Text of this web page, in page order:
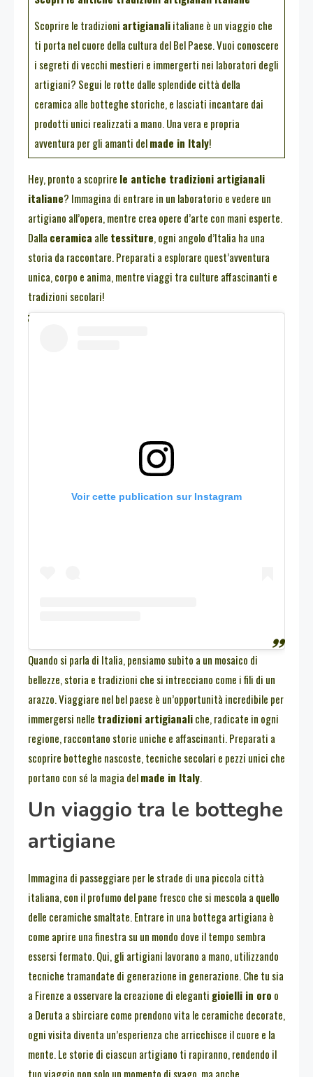
Scoprire le tradizioni artigianaliitaliane è un viaggio che
ti porta nel cuore della cultura del Bel Paese. Vuoi conoscere
i segreti di vecchi mestieri e immergerti nei laboratori degli
artigiani? Segui le rotte dalle splendide città della
ceramica alle botteghe storiche, e lasciati incantare dai
prodotti unici realizzati a mano. Una vera e propria
avventura per gli amanti delmade in Italy!
Hey, pronto a scoprire le antiche tradizioni artigianali
italiane? Immagina di entrare in un laboratorio e vedere un
artigiano all’opera, mentre crea opere d’arte con mani esperte.
Dalla ceramica alle tessiture, ogni angolo d’Italia ha una
storia da raccontare. Preparati a esplorare quest’avventura
unica, corpo e anima, mentre viaggi tra culture affascinanti e
tradizioni secolari!
Voir cette publication sur Instagram
Quando si parla di Italia, pensiamo subito a un mosaico di
bellezze, storia e tradizioni che si intrecciano come i fili di un
arazzo. Viaggiare nel bel paese è un’opportunità incredibile per
immergersi nelle tradizioni artigianaliche, radicate in ogni
regione, raccontano storie uniche e affascinanti. Preparati a
scoprire botteghe nascoste, tecniche secolari e pezzi unici che
portano con sé la magia delmade in Italy.
Un viaggio tra le botteghe
artigiane
Immagina di passeggiare per le strade di una piccola città
italiana, con il profumo del pane fresco che si mescola a quello
delle ceramiche smaltate. Entrare in una bottega artigiana è
come aprire una finestra su un mondo dove il tempo sembra
essersi fermato. Qui, gli artigiani lavorano a mano, utilizzando
tecniche tramandate di generazione in generazione. Che tu sia
a Firenze a osservare la creazione di eleganti gioielli in oro o
a Deruta a sbirciare come prendono vita le ceramiche decorate,
ogni visita diventa un’esperienza che arricchisce il cuore e la
mente. Le storie di ciascun artigiano ti rapiranno, rendendo il
tuo viaggio non solo un momento di svago, ma anche